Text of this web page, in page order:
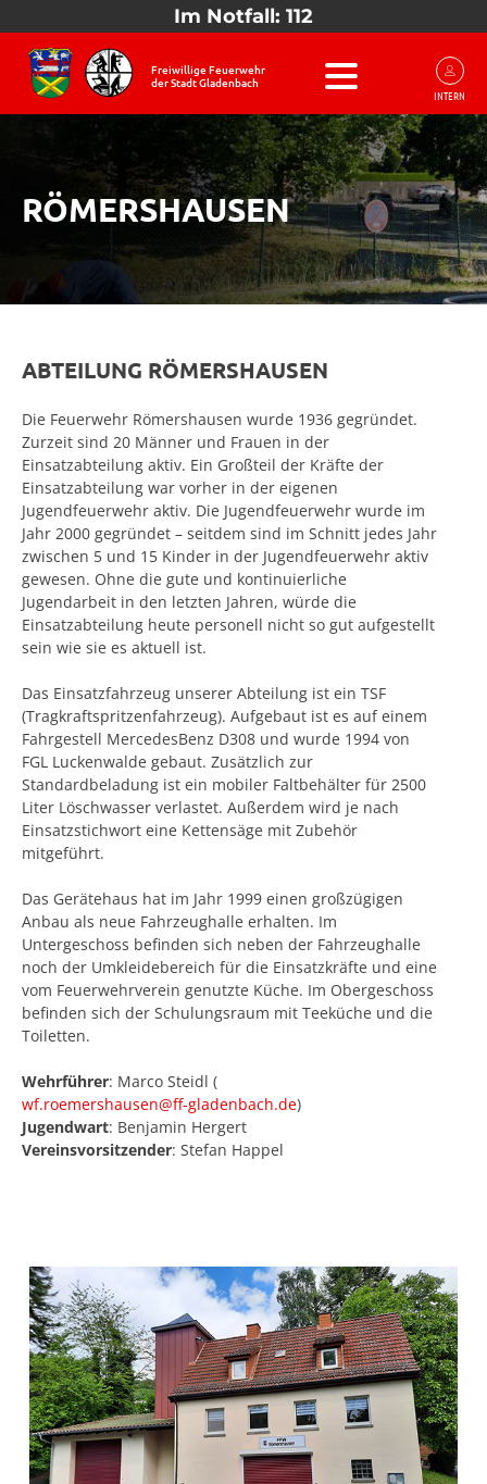
Im Notfall: 112
Freiwillige Feuerwehr
der Stadt Gladenbach
INTERN
RÖMERSHAUSEN
ABTEILUNG RÖMERSHAUSEN
Die Feuerwehr Römershausen wurde 1936 gegründet.
Zurzeit sind 20 Männer und Frauen in der
Einsatzabteilung aktiv. Ein Großteil der Kräfte der
Einsatzabteilung war vorher in der eigenen
Jugendfeuerwehr aktiv. Die Jugendfeuerwehr wurde im
Jahr 2000 gegründet – seitdem sind im Schnitt jedes Jahr
zwischen 5 und 15 Kinder in der Jugendfeuerwehr aktiv
gewesen. Ohne die gute und kontinuierliche
Jugendarbeit in den letzten Jahren, würde die
Einsatzabteilung heute personell nicht so gut aufgestellt
sein wie sie es aktuell ist.
Das Einsatzfahrzeug unserer Abteilung ist ein TSF
(Tragkraftspritzenfahrzeug). Aufgebaut ist es auf einem
Fahrgestell MercedesBenz D308 und wurde 1994 von
FGL Luckenwalde gebaut. Zusätzlich zur
Standardbeladung ist ein mobiler Faltbehälter für 2500
Liter Löschwasser verlastet. Außerdem wird je nach
Einsatzstichwort eine Kettensäge mit Zubehör
mitgeführt.
Das Gerätehaus hat im Jahr 1999 einen großzügigen
Anbau als neue Fahrzeughalle erhalten. Im
Untergeschoss befinden sich neben der Fahrzeughalle
noch der Umkleidebereich für die Einsatzkräfte und eine
vom Feuerwehrverein genutzte Küche. Im Obergeschoss
befinden sich der Schulungsraum mit Teeküche und die
Toiletten.
Wehrführer: Marco Steidl (
wf.roemershausen@ff-gladenbach.de)
Jugendwart: Benjamin Hergert
Vereinsvorsitzender: Stefan Happel